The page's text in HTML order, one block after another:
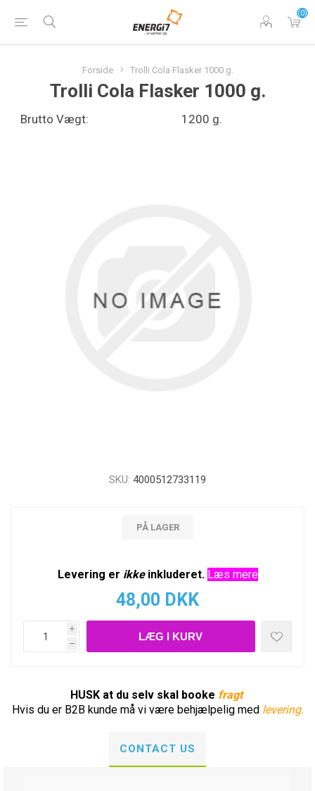
(0)
Forside Trolli Cola Flasker 1000 g.
Trolli Cola Flasker 1000 g.
Brutto Vægt: 1200 g.
SKU: 4000512733119
PÅ LAGER
Levering er ikkeinkluderet. Læs mere
48,00 DKK
i
h
HUSK at du selv skal booke fragt
Hvis du er B2B kunde må vi være behjælpelig med levering.
CONTACT US